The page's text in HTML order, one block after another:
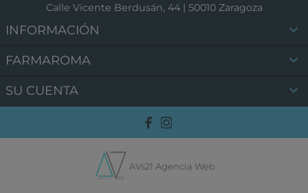
Calle Vicente Berdusán, 44 | 50010 Zaragoza
INFORMACIÓN 
FARMAROMA 
SU CUENTA 
AVs21 Agencia Web